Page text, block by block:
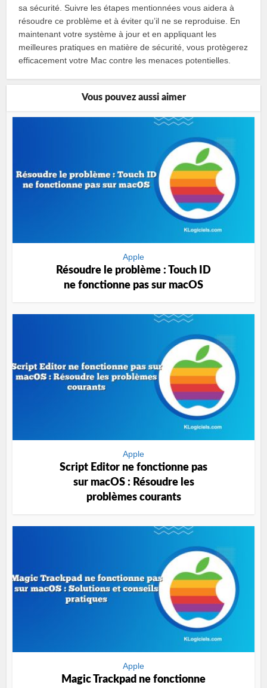
sa sécurité. Suivre les étapes mentionnées vous aidera à
résoudre ce problème et à éviter qu’il ne se reproduise. En
maintenant votre système à jour et en appliquant les
meilleures pratiques en matière de sécurité, vous protègerez
efficacement votre Mac contre les menaces potentielles.
Vous pouvez aussi aimer
Apple
Résoudre le problème : Touch ID
ne fonctionne pas sur macOS
Apple
Script Editor ne fonctionne pas
sur macOS : Résoudre les
problèmes courants
Apple
Magic Trackpad ne fonctionne